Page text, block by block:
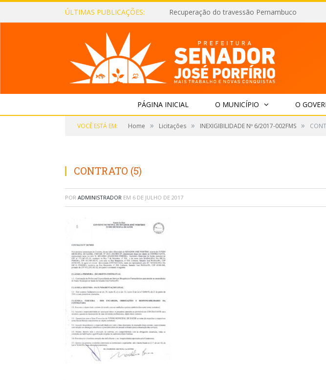
ÚLTIMAS PUBLICAÇÕES: Recuperação do travessão Pernambuco
PÁGINA INICIAL O MUNICÍPIO O
VOCÊ ESTÁ EM: Home » Licitações » INEXIGIBILIDADE Nº 6/2017-002FMS »
CONTRATO (5)
POR ADMINISTRADOR EM 6 DE JULHO DE 2017